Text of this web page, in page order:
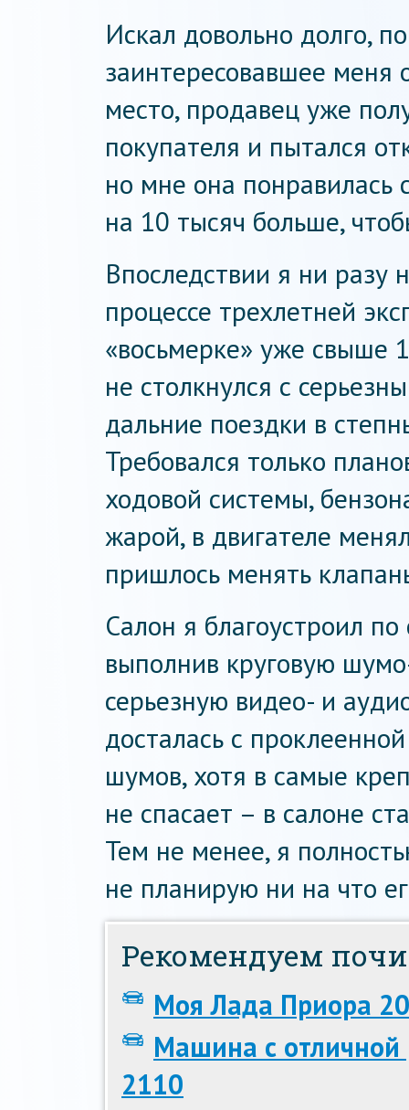
Искал довольно долго,
заинтересовавшее меня
место, продавец уже
покупателя и пытался
но мне она понравилась
на 10 тысяч больше,
Впоследствии я ни разу
процессе трехлетней
«восьмерке» уже свыше
не столкнулся с
дальние поездки в
Требовался только
ходовой системы,
жарой, в двигателе
пришлось менять
Салон я благоустроил
выполнив круговую
серьезную видео- и
досталась с
шумов, хотя в самые
не спасает – в салоне
Тем не менее, я
не планирую ни на что
Рекомендуем
Моя Лада Приора
Машина с отличной
2110